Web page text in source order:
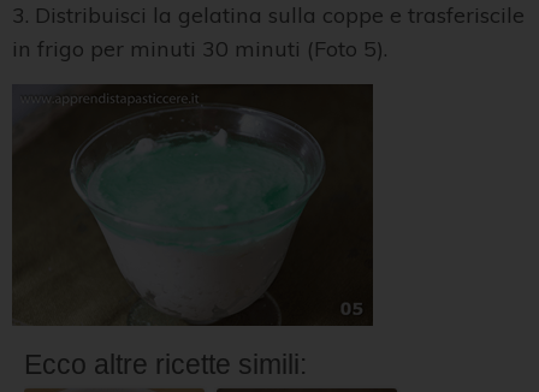
3. Distribuisci la gelatina sulla coppe e trasferiscile
in frigo per minuti 30 minuti (Foto 5).
Ecco altre ricette simili: